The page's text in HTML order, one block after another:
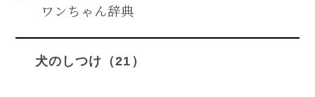
ワンちゃん辞典
犬のしつけ（21）